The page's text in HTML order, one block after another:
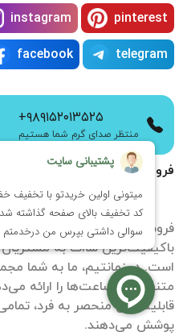
فروشگاه اینترنتی زمانتیم
فروشگاه آنلاین ساعت زمانتیم
باکیفیت‌ترین ساات‌ به مشتریان
است. در زمانتیم، ما به شما
متنوع‌ترین ساعت‌ها را ارائه
قابلیت‌های منحصر به فرد،
پوشش می‌دهند.
pinterest
instagram
telegram
facebook
+۹۸۹۱۵۲۰۱۳۵۲۵
منتظر صدای گرم شما هستیم